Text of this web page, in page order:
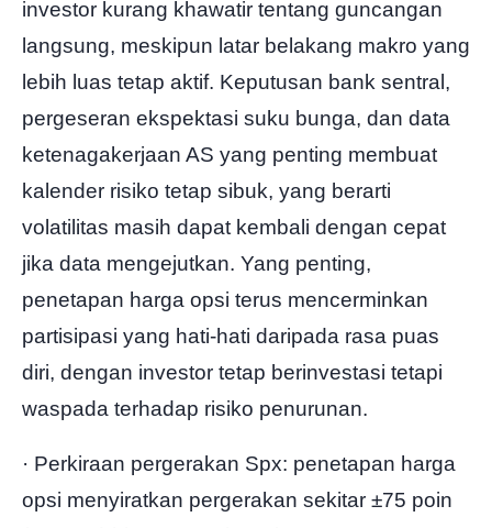
investor kurang khawatir tentang guncangan
langsung, meskipun latar belakang makro yang
lebih luas tetap aktif. Keputusan bank sentral,
pergeseran ekspektasi suku bunga, dan data
ketenagakerjaan AS yang penting membuat
kalender risiko tetap sibuk, yang berarti
volatilitas masih dapat kembali dengan cepat
jika data mengejutkan. Yang penting,
penetapan harga opsi terus mencerminkan
partisipasi yang hati-hati daripada rasa puas
diri, dengan investor tetap berinvestasi tetapi
waspada terhadap risiko penurunan.
· Perkiraan pergerakan Spx: penetapan harga
opsi menyiratkan pergerakan sekitar ±75 poin